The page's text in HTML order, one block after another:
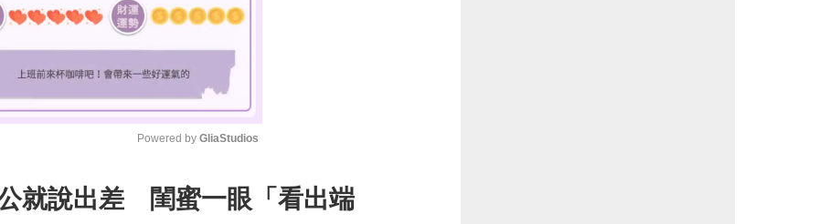
M
u
Powered by GliaStudios
就說出差 閨蜜一眼「看出端